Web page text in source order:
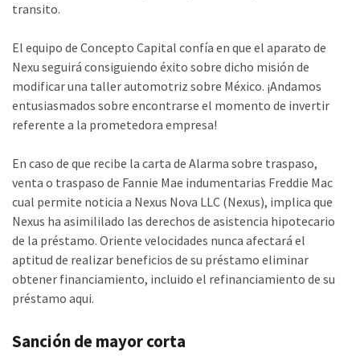
transito.
El equipo de Concepto Capital confía en que el aparato de
Nexu seguirá consiguiendo éxito sobre dicho misión de
modificar una taller automotriz sobre México. ¡Andamos
entusiasmados sobre encontrarse el momento de invertir
referente a la prometedora empresa!
En caso de que recibe la carta de Alarma sobre traspaso,
venta o traspaso de Fannie Mae indumentarias Freddie Mac
cual permite noticia a Nexus Nova LLC (Nexus), implica que
Nexus ha asimililado las derechos de asistencia hipotecario
de la préstamo. Oriente velocidades nunca afectará el
aptitud de realizar beneficios de su préstamo eliminar
obtener financiamiento, incluido el refinanciamiento de su
préstamo aqui.
Sanción de mayor corta